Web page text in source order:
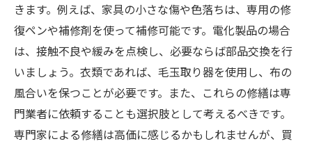
きます。例えば、家具の小さな傷や色落ちは、専用の修
復ペンや補修剤を使って補修可能です。電化製品の場合
は、接触不良や緩みを点検し、必要ならば部品交換を行
いましょう。衣類であれば、毛玉取り器を使用し、布の
風合いを保つことが必要です。また、これらの修繕は専
門業者に依頼することも選択肢として考えるべきです。
専門家による修繕は高価に感じるかもしれませんが、買